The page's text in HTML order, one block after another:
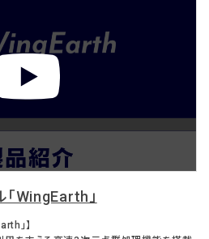
WingEarth」
」】